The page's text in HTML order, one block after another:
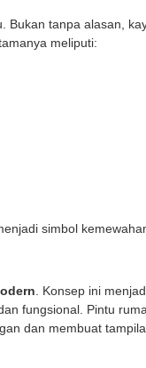
Bukan tanpa alasan,
meliputi:
simbol
. Konsep ini
fungsional. Pintu
dan membuat